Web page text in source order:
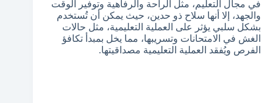
في مجال التعليم، مثل الراحة والرفاهية وتوفير الوقت
والجهد، إلا أنها سلاح ذو حدين، حيث يمكن أن تُستخدم
بشكل سلبي يؤثر على العملية التعليمية، مثل حالات
الغش في الامتحانات وتسريبها، مما يخل بمبدأ تكافؤ
الفرص ويُفقد العملية التعليمية مصداقيتها.